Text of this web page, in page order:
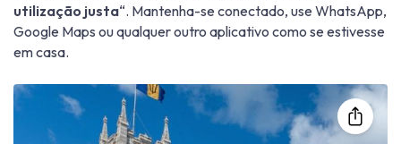
utilização justa“. Mantenha-se conectado, use WhatsApp,
Google Maps ou qualquer outro aplicativo como se estivesse
em casa.